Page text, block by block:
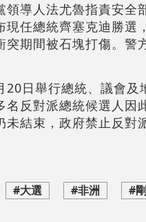
領導人法尤魯指責安
現任總統齊塞克迪勝
突期間被石塊打傷。
20日舉行總統、議會
名反對派總統候選人
結束，政府禁止反對
#大選 #非洲 #